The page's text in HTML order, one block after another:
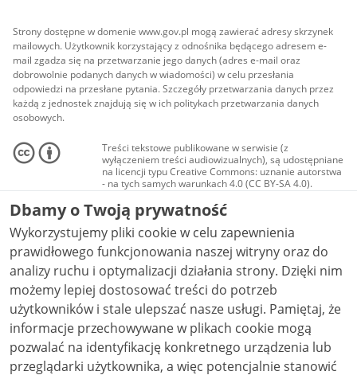
Strony dostępne w domenie www.gov.pl mogą zawierać adresy skrzynek
mailowych. Użytkownik korzystający z odnośnika będącego adresem e-
mail zgadza się na przetwarzanie jego danych (adres e-mail oraz
dobrowolnie podanych danych w wiadomości) w celu przesłania
odpowiedzi na przesłane pytania. Szczegóły przetwarzania danych przez
każdą z jednostek znajdują się w ich politykach przetwarzania danych
osobowych.
Treści tekstowe publikowane w serwisie (z
wyłączeniem treści audiowizualnych), są udostępniane
na licencji typu Creative Commons: uznanie autorstwa
- na tych samych warunkach 4.0 (CC BY-SA 4.0).
Materiały audiowizualne, w tym zdjęcia, materiały
audio i wideo, są udostępniane na licencji typu
Creative Commons: uznanie autorstwa użycie
niekomercyjne - bez utworów zależnych 4.0 (CC BY-
NC-ND 4.0), o ile nie jest to stwierdzone inaczej.
Dbamy o Twoją prywatność
Wykorzystujemy pliki cookie w celu zapewnienia
prawidłowego funkcjonowania naszej witryny oraz do
analizy ruchu i optymalizacji działania strony. Dzięki nim
możemy lepiej dostosować treści do potrzeb
użytkowników i stale ulepszać nasze usługi. Pamiętaj, że
informacje przechowywane w plikach cookie mogą
pozwalać na identyfikację konkretnego urządzenia lub
przeglądarki użytkownika, a więc potencjalnie stanowić